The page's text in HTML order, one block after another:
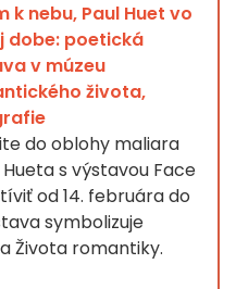
k nebu, Paul Huet vo
dobe: poetická
v múzeu
života,
do oblohy maliara
Hueta s výstavou Face
od 14. februára do
symbolizuje
Života romantiky.